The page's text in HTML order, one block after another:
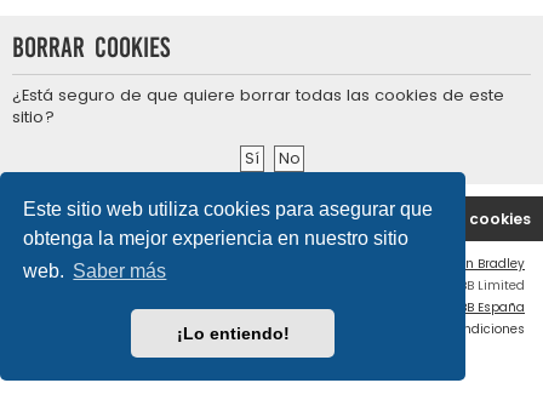
Este sitio web utiliza cookies para asegurar que
obtenga la mejor experiencia en nuestro sitio
web. Saber más
¡Lo entiendo!
Borrar cookies
¿Está seguro de que quiere borrar todas las cookies de este
sitio?
Portal Índice general Borrar cookies
Contáctenos
Ian Bradley
Desarrollado por
® Forum Software © phpBB Limited
Traducción al español por
phpBB España
Condiciones